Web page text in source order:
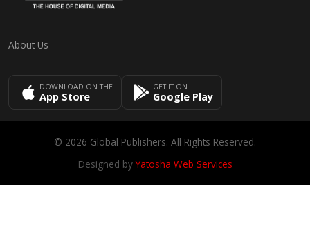
About Us
DOWNLOAD ON THE
App Store
GET IT ON
Google Play
© 2026 Global Publishers. All Rights Reserved.
Designed byYatosha Web Services